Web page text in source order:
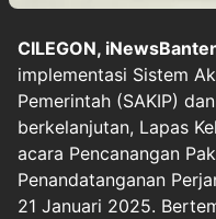
CILEGON,
implementasi Sistem
Pemerintah (SAKIP)
berkelanjutan, Lapas
acara Pencanangan
Penandatanganan
21 Januari 2025.